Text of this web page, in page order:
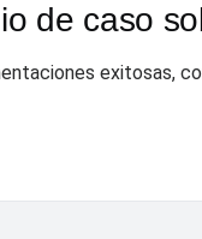
de caso
exitosas,